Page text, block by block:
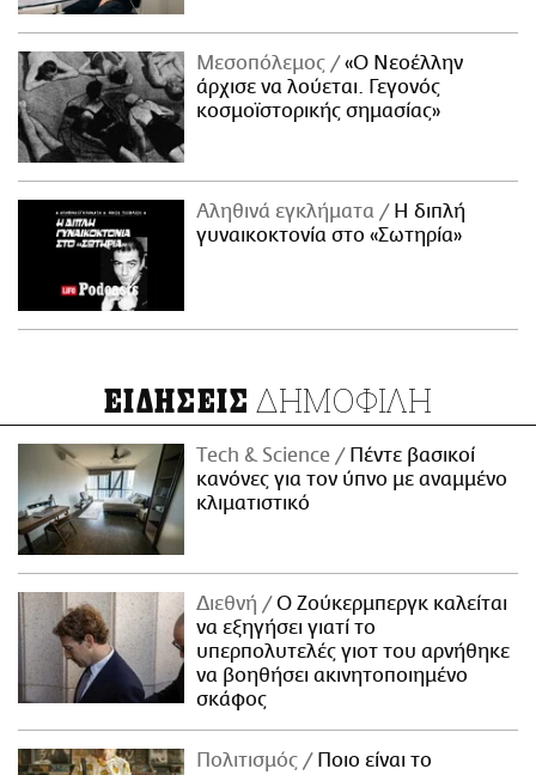
Μεσοπόλεμος
«Ο Νεοέλλην
άρχισε να λούεται. Γεγονός
κοσμοϊστορικής σημασίας»
Αληθινά εγκλήματα
Η διπλή
γυναικοκτονία στο «Σωτηρία»
ΕΙΔΗΣΕΙΣ ΔΗΜΟΦΙΛΗ
Τech & Science
Πέντε βασικοί
κανόνες για τον ύπνο με αναμμένο
κλιματιστικό
Διεθνή
Ο Ζούκερμπεργκ καλείται
να εξηγήσει γιατί το
υπερπολυτελές γιοτ του αρνήθηκε
να βοηθήσει ακινητοποιημένο
σκάφος
Πολιτισμός
Ποιο είναι το